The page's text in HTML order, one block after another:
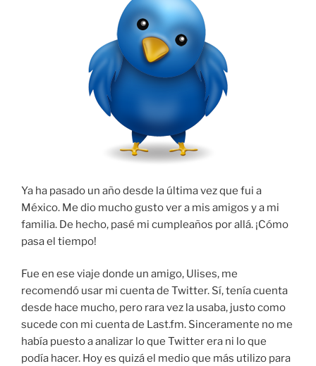
Ya ha pasado un año desde la última vez que fui a
México. Me dio mucho gusto ver a mis amigos y a mi
familia. De hecho, pasé mi cumpleaños por allá. ¡Cómo
pasa el tiempo!
Fue en ese viaje donde un amigo, Ulises, me
recomendó usar mi cuenta de Twitter. Sí, tenía cuenta
desde hace mucho, pero rara vez la usaba, justo como
sucede con mi cuenta de Last.fm. Sinceramente no me
había puesto a analizar lo que Twitter era ni lo que
podía hacer. Hoy es quizá el medio que más utilizo para